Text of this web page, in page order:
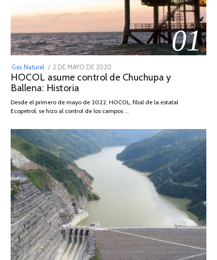
01
Gas Natural
POSTED
ON
2 DE MAYO DE 2020
DE
2026
HOCOL asume control de Chuchupa y
Ballena: Historia
Desde el primero de mayo de 2022, HOCOL, filial de la estatal
Ecopetrol, se hizo al control de los campos …